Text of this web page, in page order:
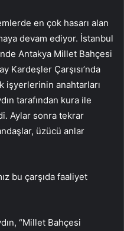
en çok hasarı alan
devam ediyor. İstanbul
Antakya Millet Bahçesi
Kardeşler Çarşısı’nda
işyerlerinin anahtarları
tarafından kura ile
Aylar sonra tekrar
üzücü anlar
bu çarşıda faaliyet
“Millet Bahçesi